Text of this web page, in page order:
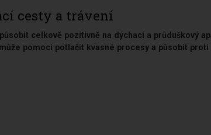
cesty a trávení
celkově pozitivně na dýchací a průduškový
pomoci potlačit kvasné procesy a působit proti